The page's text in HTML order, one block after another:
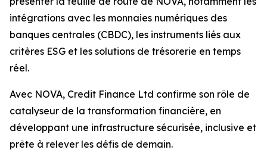
intégrations avec les monnaies numériques des
banques centrales (CBDC), les instruments liés aux
critères ESG et les solutions de trésorerie en temps
réel.
Avec NOVA, Credit Finance Ltd confirme son rôle de
catalyseur de la transformation financière, en
développant une infrastructure sécurisée, inclusive et
prête à relever les défis de demain.